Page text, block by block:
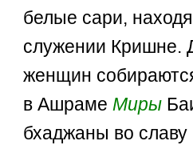
белые сари,
служении Кришне.
женщин
в Ашраме Миры
бхаджаны во